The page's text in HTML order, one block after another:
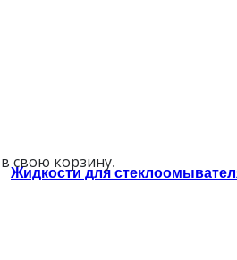
Жидкости для
в свою корзину.